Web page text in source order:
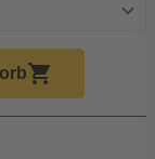
shopping_cart